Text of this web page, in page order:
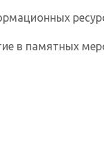
в памятных